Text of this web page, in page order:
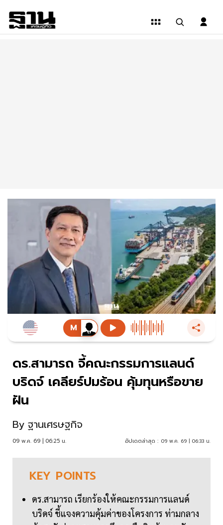
ดร.สามารถ จี้คณะกรรมการแลนด์
บริดจ์ เคลียร์ปมร้อน คุ้มทุนหรือขาย
ฝัน
By ฐานเศรษฐกิจ
09 พ.ค. 69 | 06:25 น. อัปเดตล่าสุด : 09 พ.ค. 69 | 06:33 น.
KEY POINTS
ดร.สามารถ เรียกร้องให้คณะกรรมการแลนด์
บริดจ์ ชี้แจงความคุ้มค่าของโครงการ ท่ามกลาง